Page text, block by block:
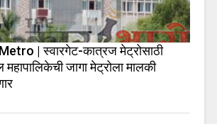
| स्वारगेट-कात्रज मेट्रोसाठी
जागा मेट्रोला मालकी